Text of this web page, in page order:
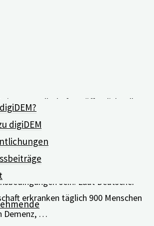
digiDEM
Gesellschaft veröffentlicht alle
Zahlen zu Demenzerkrankungen in
der neuesten Erhebung sind zurzeit
von Demenz betroffen. Der
sich offenbar. Ein Grund könnten
sein. Laut Deutscher
erkranken täglich 900 Menschen
Demenz, …